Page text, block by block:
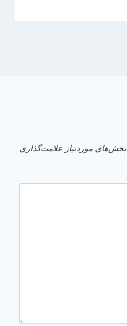
بخش‌های موردنیاز علامت‌گذاری